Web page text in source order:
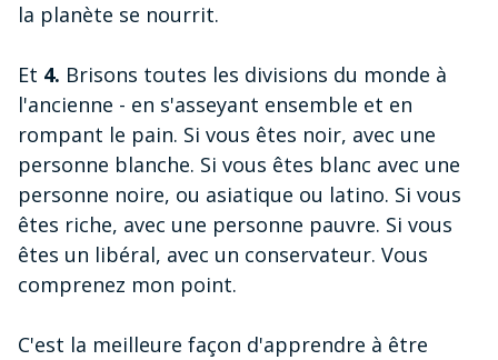
la planète se nourrit.
Et 4. Brisons toutes les divisions du monde à
l'ancienne - en s'asseyant ensemble et en
rompant le pain. Si vous êtes noir, avec une
personne blanche. Si vous êtes blanc avec une
personne noire, ou asiatique ou latino. Si vous
êtes riche, avec une personne pauvre. Si vous
êtes un libéral, avec un conservateur. Vous
comprenez mon point.
C'est la meilleure façon d'apprendre à être